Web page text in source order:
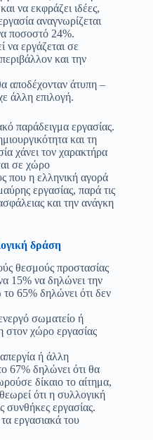
να εκφράζει ιδέες,
αναγνωρίζεται
ποσοστό 24%.
να εργάζεται σε
και την
αποδέχονταν άτυπη –
άλλη επιλογή.
παράδειγμα εργασίας.
και τη
χάνει τον χαρακτήρα
σε χώρο
που η ελληνική αγορά
εργασίας, παρά τις
και την ανάγκη
δράση
θεσμούς προστασίας
15% να δηλώνει την
65% δηλώνει ότι δεν
σωματείο ή
στον χώρο εργασίας
ή άλλη
67% δηλώνει ότι θα
δίκαιο το αίτημα,
ότι η συλλογική
συνθήκες εργασίας.
εργασιακά του